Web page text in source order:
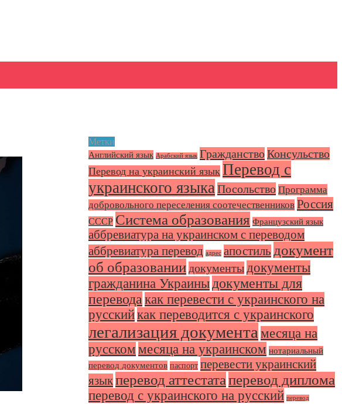
Метки
Английский язык Арабский язык ГражданствоКонсульство
Перевод на украинский язык Перевод с
украинского языкаПосольство Программа
добровольного переселения соотечественников Россия
СССР Система образования Французский язык
аббревиатура на украинском с переводом
аббревиатура перевод адрес апостиль документ
об образовании документыдокументы
гражданина Украины документы для
перевода как перевести с украинского на
русскийкак переводится с украинского
легализация документа месяца на
русском месяца на украинском нотариальный
перевод документов паспорт перевести украинский
языкперевод аттестатаперевод диплома
перевод с украинского на русский перевод